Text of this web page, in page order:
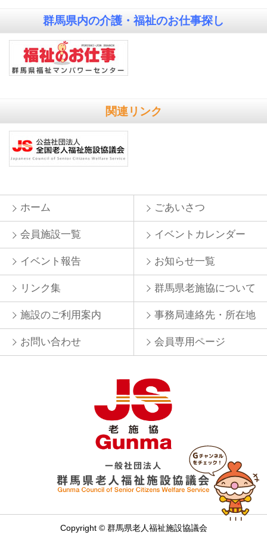
群馬県内の介護・福祉のお仕事探し
関連リンク
ホーム ごあいさつ
会員施設一覧 イベントカレンダー
イベント報告 お知らせ一覧
リンク集 群馬県老施協について
施設のご利用案内 事務局連絡先・所在地
お問い合わせ 会員専用ページ
Copyright © 群馬県老人福祉施設協議会